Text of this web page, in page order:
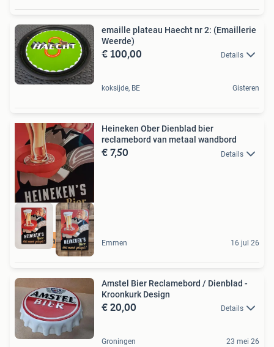
emaille plateau Haecht nr 2: (Emaillerie
Weerde)
€ 100,00 Details
koksijde, BE Gisteren
Ruim aanbod
Heineken Ober Dienblad bier
reclamebord van metaal wandbord
€ 7,50 Details
Emmen 16 jul 26
Amstel Bier Reclamebord / Dienblad -
Kroonkurk Design
€ 20,00 Details
Groningen 23 mei 26